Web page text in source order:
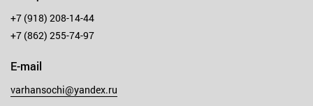
+7 (918) 208-14-44
+7 (862) 255-74-97
E-mail
varhansochi@yandex.ru